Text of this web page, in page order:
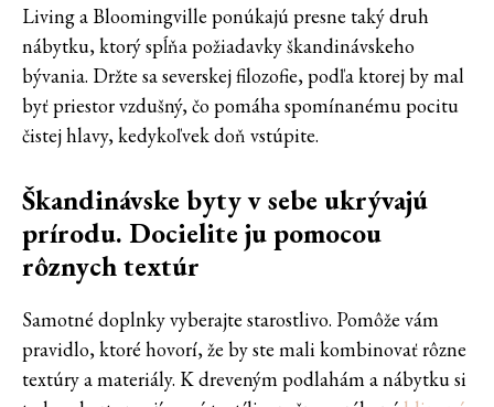
Living a Bloomingville ponúkajú presne taký druh
nábytku, ktorý spĺňa požiadavky škandinávskeho
bývania. Držte sa severskej filozofie, podľa ktorej by mal
byť priestor vzdušný, čo pomáha spomínanému pocitu
čistej hlavy, kedykoľvek doň vstúpite.
Škandinávske byty v sebe ukrývajú
prírodu. Docielite ju pomocou
rôznych textúr
Samotné doplnky vyberajte starostlivo. Pomôže vám
pravidlo, ktoré hovorí, že by ste mali kombinovať rôzne
textúry a materiály. K dreveným podlahám a nábytku si